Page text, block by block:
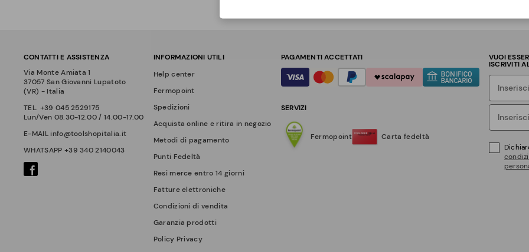
CONTATTI E ASSISTENZA
Via Monte Amiata 1
37057 San Giovanni Lupatoto
(VR) - Italia
TEL. +39 045 2529175
Lun/Ven 08.30-12.00 / 14.00-17.00
E-MAIL info@toolshopitalia.it
WHATSAPP +39 340 2140043
INFORMAZIONI UTILI
Help center
Fermopoint
Spedizioni
Acquista online e ritira in negozio
Metodi di pagamento
Punti Fedeltà
Resi merce entro 14 giorni
Fatture elettroniche
Condizioni di vendita
Garanzia prodotti
Policy Privacy
PAGAMENTI ACCETTATI
SERVIZI
Fermopoint Carta fedeltà
VUOI
ISCRIVITI